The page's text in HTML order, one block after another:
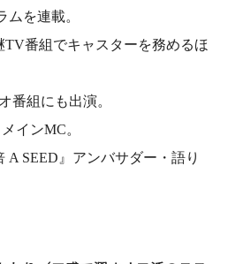
ムを連載。
番組でキャスターを務めるほ
番組にも出演。
インMC。
A SEED』アンバサダー・語り